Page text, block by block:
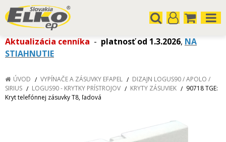
Aktualizácia cenníka - platnosť od 1.3.2026, NA
STIAHNUTIE
ÚVOD VYPÍNAČE A ZÁSUVKY EFAPEL
DIZAJN LOGUS90 / APOLO /
SIRIUS
LOGUS90 - KRYTKY PRÍSTROJOV KRYTY ZÁSUVIEK
90718 TGE:
Kryt telefónnej zásuvky T8, ľadová